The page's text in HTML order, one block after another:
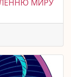
МИРУ